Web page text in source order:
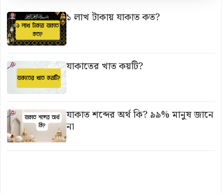
১ লাখ টাকায় যাকাত কত?
যাকাতের খাত কয়টি?
যাকাত শব্দের অর্থ কি? ৯৯% মানুষ জানে
না